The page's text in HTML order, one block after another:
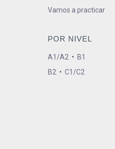
Vamos a practicar
POR NIVEL
A1/A2 • B1
B2 • C1/C2